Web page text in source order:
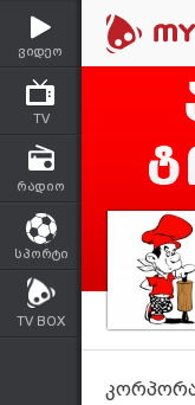
ვიდეო
TV
რადიო
სპორტი
TV BOX